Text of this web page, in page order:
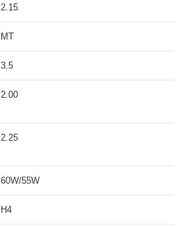
2.15
MT
3.5
2.00
2.25
60W/55W
H4